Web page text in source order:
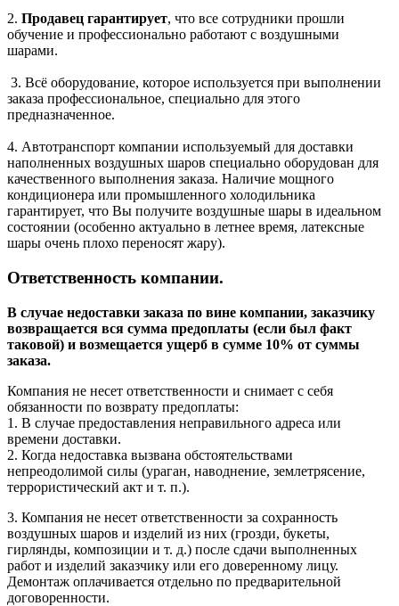
2. Продавец гарантирует, что все сотрудники прошли
обучение и профессионально работают с воздушными
шарами.
3. Всё оборудование, которое используется при выполнении
заказа профессиональное, специально для этого
предназначенное.
4. Автотранспорт компании используемый для доставки
наполненных воздушных шаров специально оборудован для
качественного выполнения заказа. Наличие мощного
кондиционера или промышленного холодильника
гарантирует, что Вы получите воздушные шары в идеальном
состоянии (особенно актуально в летнее время, латексные
шары очень плохо переносят жару).
Ответственность компании.
В случае недоставки заказа по вине компании, заказчику
возвращается вся сумма предоплаты (если был факт
таковой) и возмещается ущерб в сумме 10% от суммы
заказа.
Компания не несет ответственности и снимает с себя
обязанности по возврату предоплаты:
1. В случае предоставления неправильного адреса или
времени доставки.
2. Когда недоставка вызвана обстоятельствами
непреодолимой силы (ураган, наводнение, землетрясение,
террористический акт и т. п.).
3. Компания не несет ответственности за сохранность
воздушных шаров и изделий из них (грозди, букеты,
гирлянды, композиции и т. д.) после сдачи выполненных
работ и изделий заказчику или его доверенному лицу.
Демонтаж оплачивается отдельно по предварительной
договоренности.